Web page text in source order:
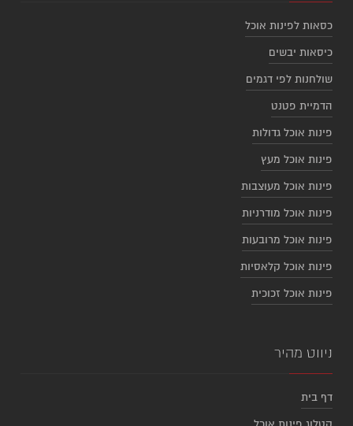
כסאות לפינות אוכל
כיסאות יבשים
שולחנות לפי דגמים
הדמיית פטנט
פינות אוכל גדולות
פינות אוכל מעץ
פינות אוכל מעוצבות
פינות אוכל מודרניות
פינות אוכל מרובעות
פינות אוכל קלאסיות
פינות אוכל זכוכית
ניווט מהיר
דף בית